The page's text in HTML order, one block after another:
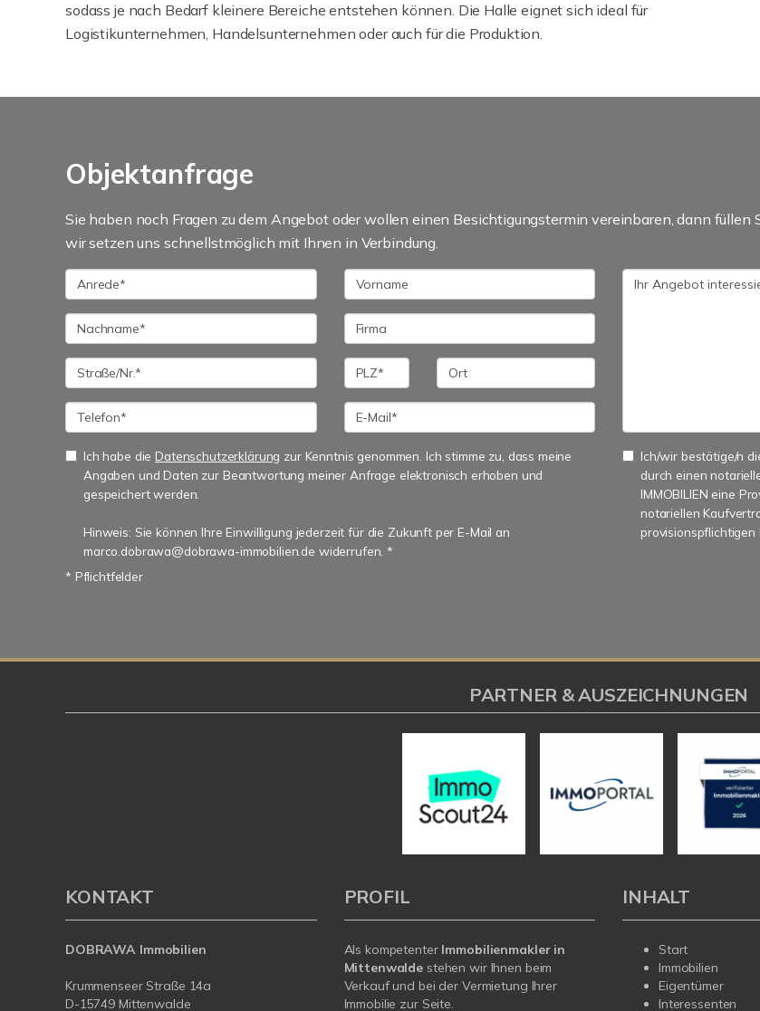
sodass je nach Bedarf kleinere Bereiche entstehen können. Die Halle eignet sich ideal für
Logistikunternehmen, Handelsunternehmen oder auch für die Produktion.
Objektanfrage
Sie haben noch Fragen zu dem Angebot oder wollen einen Besichtigungstermin vereinbaren, dann füllen
wir setzen uns schnellstmöglich mit Ihnen in Verbindung.
Ich habe die Datenschutzerklärung zur Kenntnis genommen. Ich stimme zu, dass meine
Angaben und Daten zur Beantwortung meiner Anfrage elektronisch erhoben und
gespeichert werden.
Hinweis: Sie können Ihre Einwilligung jederzeit für die Zukunft per E-Mail an
marco.dobrawa@dobrawa-immobilien.de widerrufen. *
Ich/wir bestätige/n
durch einen
IMMOBILIEN eine
notariellen
provisionspflichtigen
* Pflichtfelder
PARTNER & AUSZEICHNUNGEN
KONTAKT
DOBRAWA Immobilien
Krummenseer Straße 14a
D-15749 Mittenwalde
PROFIL
Als kompetenter Immobilienmakler in
Mittenwalde stehen wir Ihnen beim
Verkauf und bei der Vermietung Ihrer
Immobilie zur Seite.
INHALT
Start
Immobilien
Eigentümer
Interessenten